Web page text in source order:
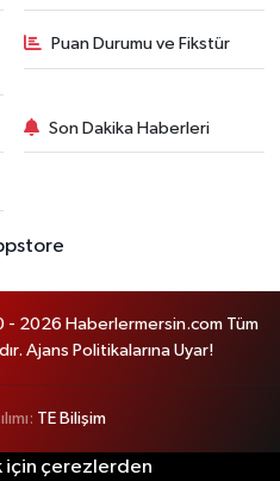
Puan Durumu ve Fikstür
Son Dakika Haberleri
2026 Haberlermersin.com Tüm
Ajans Politikalarına Uyar!
TE Bilişim
için çerezlerden